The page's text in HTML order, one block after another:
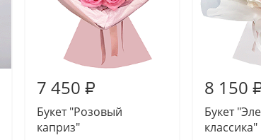
7 450 ₽
Букет "Розовый
каприз"
8 150
Букет
классика"